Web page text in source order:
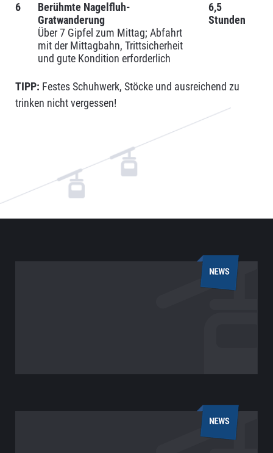
6
Berühmte Nagelfluh-
Gratwanderung
Über 7 Gipfel zum Mittag; Abfahrt
mit der Mittagbahn, Trittsicherheit
und gute Kondition erforderlich
6,5
Stunden
TIPP: Festes Schuhwerk, Stöcke und ausreichend zu
trinken nicht vergessen!